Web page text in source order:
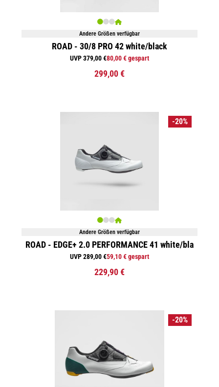
Andere Größen verfügbar
ROAD - 30/8 PRO 42 white/black
UVP 379,00 €80,00 € gespart
299,00 €
-20%
Andere Größen verfügbar
ROAD - EDGE+ 2.0 PERFORMANCE 41 white/bla
UVP 289,00 €59,10 € gespart
229,90 €
-20%